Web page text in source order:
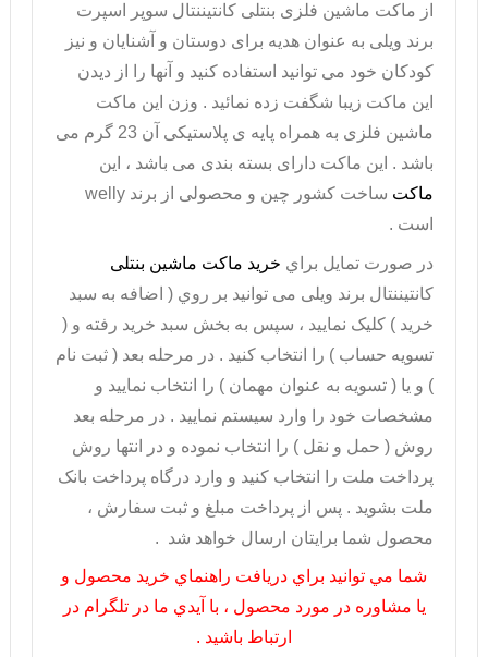
از ماکت ماشین فلزی بنتلی کانتیننتال سوپر اسپرت
برند ویلی به عنوان هدیه برای دوستان و آشنایان و نیز
کودکان خود می توانید استفاده کنید و آنها را از دیدن
این ماکت زیبا شگفت زده نمائید . وزن این ماکت
ماشین فلزی به همراه پایه ی پلاستیکی آن 23 گرم می
باشد . این ماکت دارای بسته بندی می باشد ، این
ماکت ساخت کشور چین و محصولی از برند welly
است .
در صورت تمايل براي خريد ماکت ماشین بنتلی
کانتیننتال برند ویلی می توانيد بر روي ( اضافه به سبد
خريد ) کليک نماييد ، سپس به بخش سبد خريد رفته و (
تسويه حساب ) را انتخاب کنيد . در مرحله بعد ( ثبت نام
) و يا ( تسويه به عنوان مهمان ) را انتخاب نماييد و
مشخصات خود را وارد سيستم نماييد . در مرحله بعد
روش ( حمل و نقل ) را انتخاب نموده و در انتها روش
پرداخت ملت را انتخاب کنيد و وارد درگاه پرداخت بانک
ملت بشويد . پس از پرداخت مبلغ و ثبت سفارش ،
محصول شما برايتان ارسال خواهد شد .
شما مي توانيد براي دريافت راهنماي خريد محصول و
يا مشاوره در مورد محصول ، با آيدي ما در تلگرام در
ارتباط باشيد .